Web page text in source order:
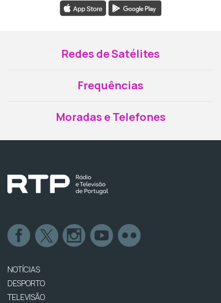
Redes de Satélites
Frequências
Moradas e Telefones
NOTÍCIAS
DESPORTO
TELEVISÃO